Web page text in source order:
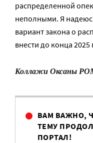
распределенной
неполными. Я
вариант закона о
внести до конца 2025
Коллажи Оксаны
ВАМ ВАЖНО,
ТЕМУ
ПОРТАЛ!